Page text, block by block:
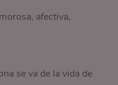
afectiva,
se va de la vida de